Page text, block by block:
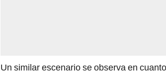
Un similar escenario se observa en